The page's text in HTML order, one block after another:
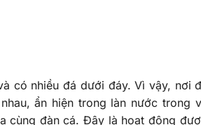
có nhiều đá dưới đáy. Vì vậy, nơi
ẩn hiện trong làn nước trong
cùng đàn cá. Đây là hoạt động